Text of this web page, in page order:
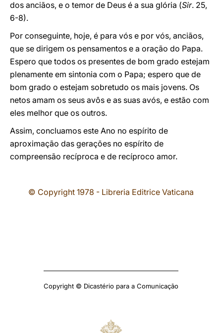
dos anciãos, e o temor de Deus é a sua glória (Sir. 25,
6-8).
Por conseguinte, hoje, é para vós e por vós, anciãos,
que se dirigem os pensamentos e a oração do Papa.
Espero que todos os presentes de bom grado estejam
plenamente em sintonia com o Papa; espero que de
bom grado o estejam sobretudo os mais jovens. Os
netos amam os seus avôs e as suas avós, e estão com
eles melhor que os outros.
Assim, concluamos este Ano no espírito de
aproximação das gerações no espírito de
compreensão recíproca e de recíproco amor.
© Copyright 1978 - Libreria Editrice Vaticana
Copyright © Dicastério para a Comunicação